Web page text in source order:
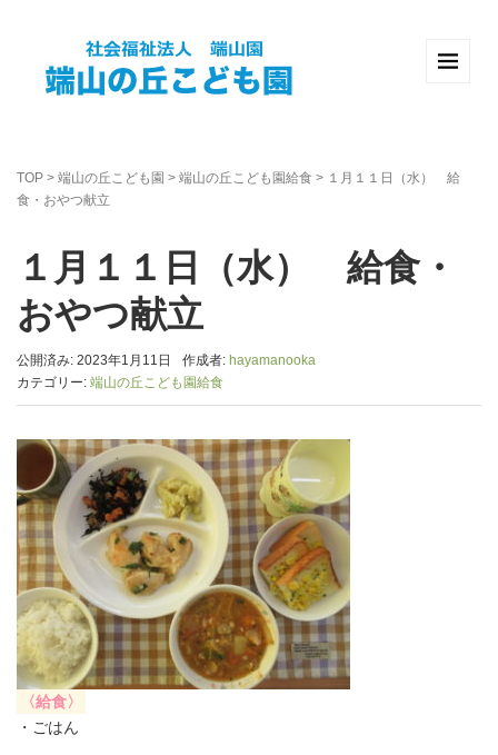
TOP > 端山の丘こども園 > 端山の丘こども園給食 > １月１１日（水） 給
食・おやつ献立
１月１１日（水） 給食・
おやつ献立
公開済み: 2023年1月11日 作成者: hayamanooka
カテゴリー: 端山の丘こども園給食
〈給食〉
・ごはん